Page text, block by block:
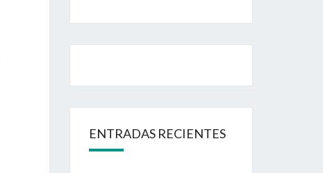
ENTRADAS RECIENTES